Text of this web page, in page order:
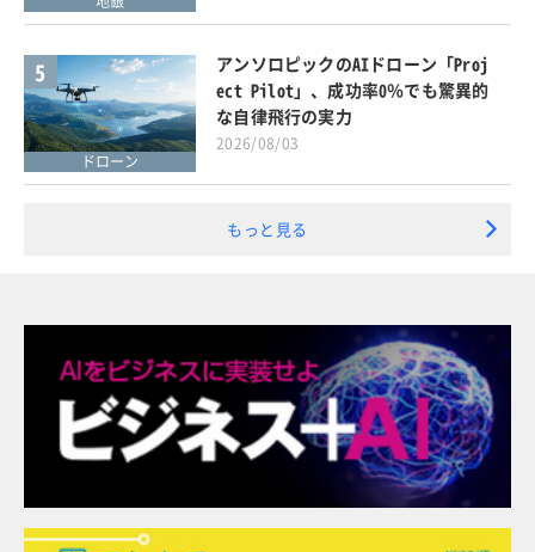
5
ドローン
アンソロピックのAIドローン「Proj
ect Pilot」、成功率0％でも驚異的
な自律飛行の実力
2026/08/03
もっと見る